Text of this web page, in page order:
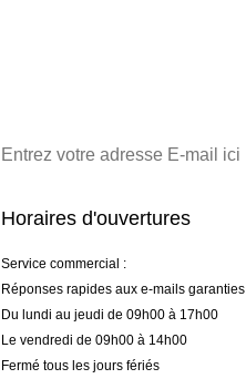
Horaires d'ouvertures
Service commercial :
Réponses rapides aux e-mails garanties
Du lundi au jeudi de 09h00 à 17h00
Le vendredi de 09h00 à 14h00
Fermé tous les jours fériés